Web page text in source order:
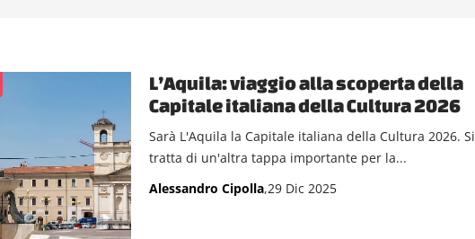
L’Aquila: viaggio alla scoperta della
Capitale italiana della Cultura 2026
Sarà L'Aquila la Capitale italiana della Cultura 2026. Si
tratta di un'altra tappa importante per la...
Alessandro Cipolla,29 Dic 2025